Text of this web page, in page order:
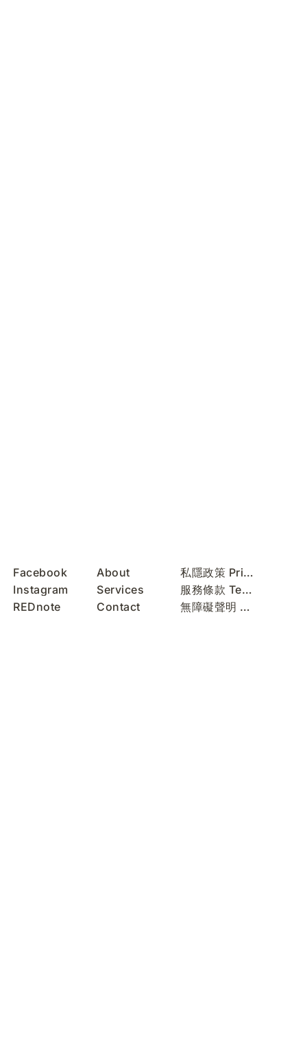
Facebook
Instagram
REDnote
About
Services
Contact
私隱政策 Privacy Policy
服務條款 Terms of Use
無障礙聲明 Accessibility Statement